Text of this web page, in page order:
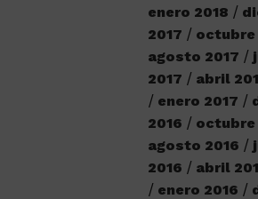
enero 2018
2017
octubre
agosto 2017
2017
abril
enero 2017
2016
octubre
agosto 2016
2016
abril
enero 2016